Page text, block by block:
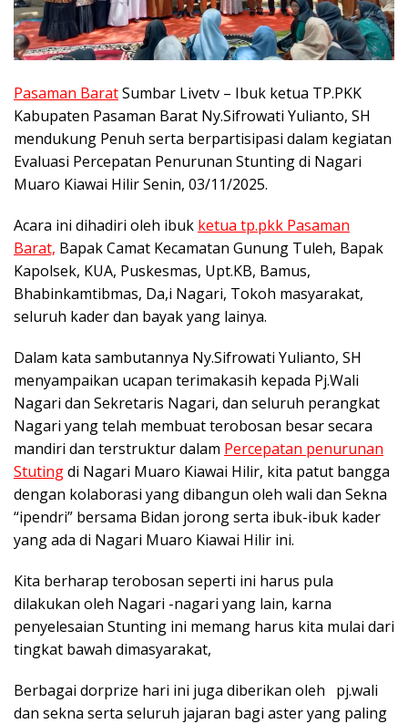
Pasaman BaratSumbar Livetv – Ibuk ketua TP.PKK
Kabupaten Pasaman Barat Ny.Sifrowati Yulianto, SH
mendukung Penuh serta berpartisipasi dalam kegiatan
Evaluasi Percepatan Penurunan Stunting di Nagari
Muaro Kiawai Hilir Senin, 03/11/2025.
Acara ini dihadiri oleh ibuk ketua tp.pkk Pasaman
Barat, Bapak Camat Kecamatan Gunung Tuleh, Bapak
Kapolsek, KUA, Puskesmas, Upt.KB, Bamus,
Bhabinkamtibmas, Da,i Nagari, Tokoh masyarakat,
seluruh kader dan bayak yang lainya.
Dalam kata sambutannya Ny.Sifrowati Yulianto, SH
menyampaikan ucapan terimakasih kepada Pj.Wali
Nagari dan Sekretaris Nagari, dan seluruh perangkat
Nagari yang telah membuat terobosan besar secara
mandiri dan terstruktur dalam Percepatan penurunan
Stutingdi Nagari Muaro Kiawai Hilir, kita patut bangga
dengan kolaborasi yang dibangun oleh wali dan Sekna
“ipendri” bersama Bidan jorong serta ibuk-ibuk kader
yang ada di Nagari Muaro Kiawai Hilir ini.
Kita berharap terobosan seperti ini harus pula
dilakukan oleh Nagari -nagari yang lain, karna
penyelesaian Stunting ini memang harus kita mulai dari
tingkat bawah dimasyarakat,
Berbagai dorprize hari ini juga diberikan oleh pj.wali
dan sekna serta seluruh jajaran bagi aster yang paling